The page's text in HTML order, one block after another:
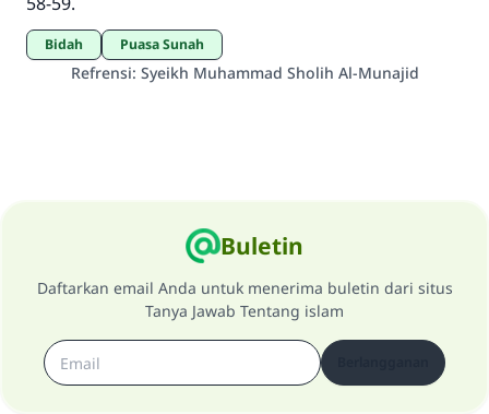
bidah Puasa Sunah
Refrensi: Syeikh Muhammad Sholih Al-Munajid
Buletin
Daftarkan email Anda untuk menerima buletin dari situs
Tanya Jawab Tentang islam